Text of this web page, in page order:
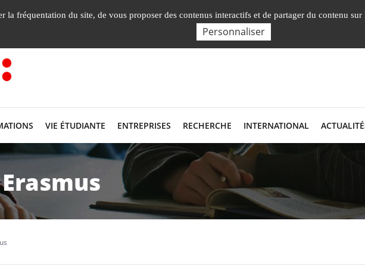
Nos Facultés, Instituts, Ecole
VIE ÉTUDIANTE ENTREPRISES RECHERCHE INTERNATIONAL
la fréquentation du site, de vous proposer des contenus interactifs et de partager du contenu sur
Personnaliser